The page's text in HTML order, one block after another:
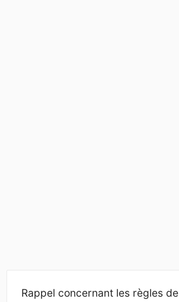
Rappel concernant les règles de